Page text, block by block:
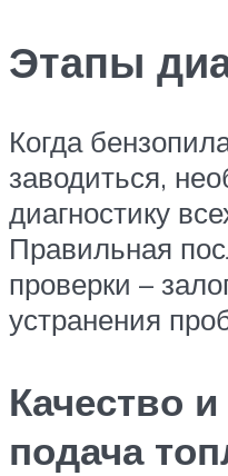
Этапы
Когда
заводиться,
диагностику
Правильная
проверки –
устранения
Качество
подача